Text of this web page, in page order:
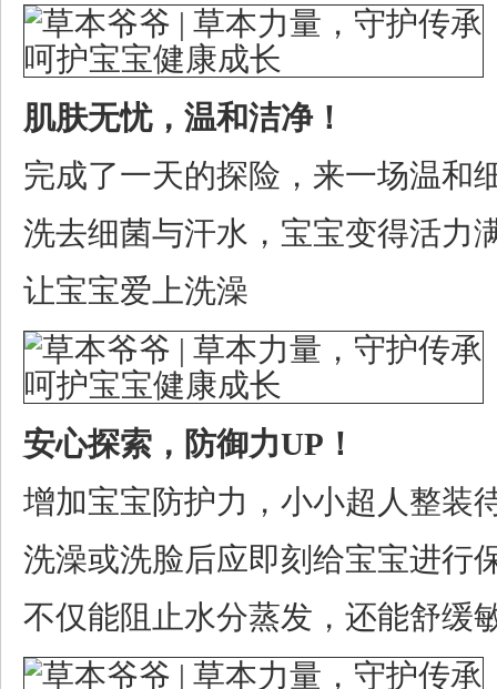
肌肤无忧，温和洁净！
完成了一天的探险，来一场温和
洗去细菌与汗水，宝宝变得活力
让宝宝爱上洗澡
安心探索，防御力UP！
增加宝宝防护力，小小超人整装
洗澡或洗脸后应即刻给宝宝进行
不仅能阻止水分蒸发，还能舒缓